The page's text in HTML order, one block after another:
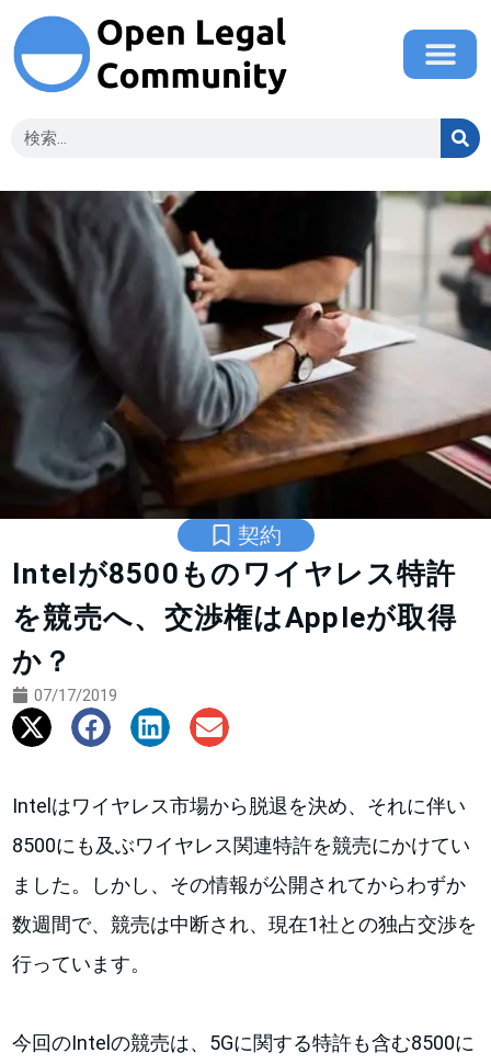
契約
Intelが8500ものワイヤレス特許
を競売へ、交渉権はAppleが取得
か？
07/17/2019
Intelはワイヤレス市場から脱退を決め、それに伴い
8500にも及ぶワイヤレス関連特許を競売にかけてい
ました。しかし、その情報が公開されてからわずか
数週間で、競売は中断され、現在1社との独占交渉を
行っています。
今回のIntelの競売は、5Gに関する特許も含む8500に